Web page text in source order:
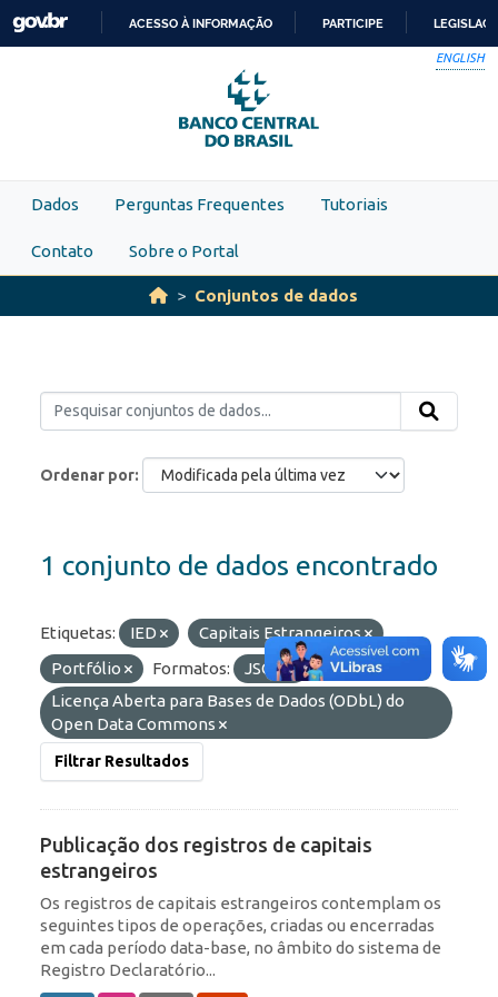
Skip to main content
PARA
O
CONTEÚDO
ACESSO À INFORMAÇÃO PARTICIPE
ENGLISH
Dados Perguntas Frequentes Tutoriais
Contato Sobre o Portal
Conjuntos de dados
Ordenar por
1 conjunto de dados encontrado
Etiquetas: IED
Capitais Estrangeiros
Portfólio
Formatos: JSON
Licenças:
Licença Aberta para Bases de Dados (ODbL) do
Open Data Commons
Filtrar Resultados
Publicação dos registros de capitais
estrangeiros
Os registros de capitais estrangeiros contemplam os
seguintes tipos de operações, criadas ou encerradas
em cada período data-base, no âmbito do sistema de
Registro Declaratório...